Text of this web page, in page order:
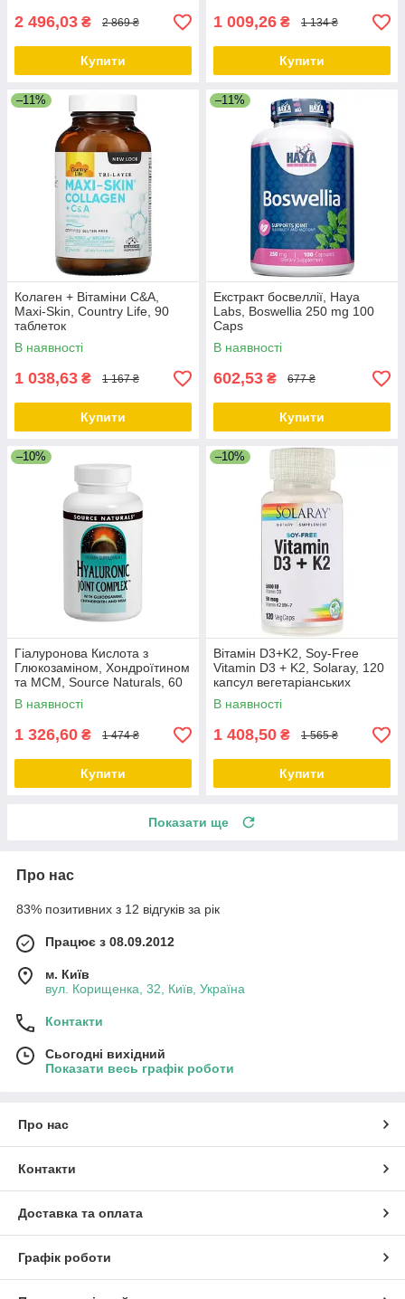
2 496,03 ₴ 2 869 ₴
Купити
1 009,26 ₴ 1 134 ₴
Купити
–11%
Колаген + Вітаміни С&А,
Maxi-Skin, Country Life, 90
таблеток
В наявності
1 038,63 ₴ 1 167 ₴
Купити
–11%
Екстракт босвеллії, Haya
Labs, Boswellia 250 mg 100
Caps
В наявності
602,53 ₴ 677 ₴
Купити
–10%
Гіалуронова Кислота з
Глюкозаміном, Хондроїтином
та МСМ, Source Naturals, 60
таблеток
В наявності
1 326,60 ₴ 1 474 ₴
Купити
–10%
Вітамін D3+K2, Soy-Free
Vitamin D3 + K2, Solaray, 120
капсул вегетаріанських
В наявності
1 408,50 ₴ 1 565 ₴
Купити
Показати ще
Про нас
83% позитивних з 12 відгуків за рік
Працює з 08.09.2012
м. Київ
вул. Корищенка, 32, Київ, Україна
Контакти
Сьогодні вихідний
Показати весь графік роботи
Про нас
Контакти
Доставка та оплата
Графік роботи